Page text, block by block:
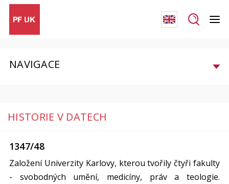
NAVIGACE
HISTORIE V DATECH
1347/48
Založení Univerzity Karlovy, kterou tvořily čtyři fakulty
- svobodných umění, medicíny, práv a teologie.